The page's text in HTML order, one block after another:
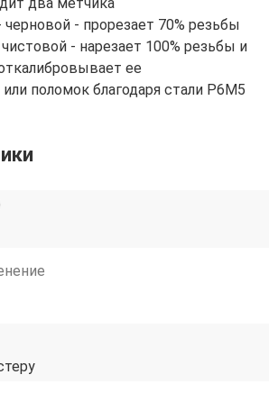
- прорезает 70% резьбы
- нарезает 100% резьбы и
ее
поломок благодаря стали Р6М5